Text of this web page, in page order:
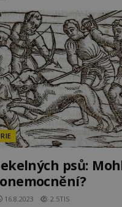
Salawa přirovnali
šelmě se vz
psů:
16.8.2023 2.5TIS